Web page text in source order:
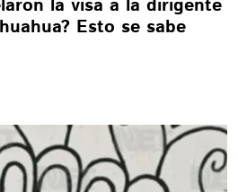
la visa a la dirigente
Esto se sabe